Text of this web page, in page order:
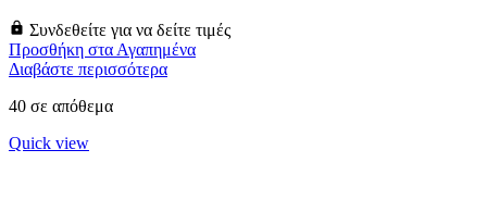
Συνδεθείτε για να δείτε τιμές
Προσθήκη στα Αγαπημένα
Διαβάστε περισσότερα
40 σε απόθεμα
Quick view